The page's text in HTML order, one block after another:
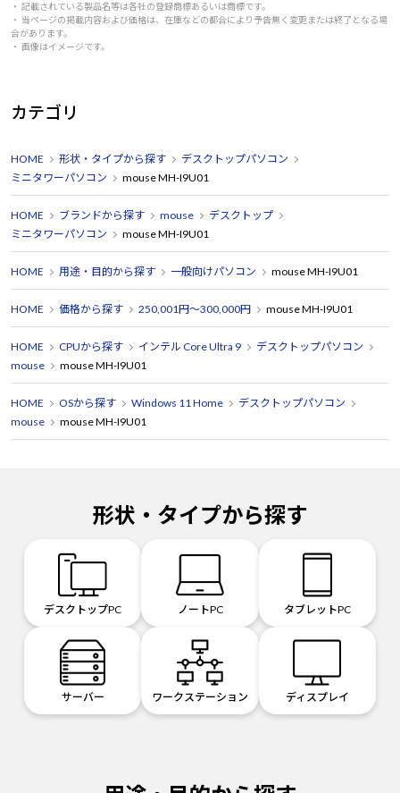
・ 記載されている製品名等は各社の登録商標あるいは商標です。
・ 当ページの掲載内容および価格は、在庫などの都合により予告無く変更または終了となる場
合があります。
・ 画像はイメージです。
カテゴリ
HOME 形状・タイプから探す
デスクトップパソコン
ミニタワーパソコン
mouse MH-I9U01
HOME ブランドから探す mouse
デスクトップ
ミニタワーパソコン
mouse MH-I9U01
HOME 用途・目的から探す 一般向けパソコン mouse MH-I9U01
HOME 価格から探す 250,001円～300,000円 mouse MH-I9U01
HOME CPUから探す インテル Core Ultra 9
デスクトップパソコン
mouse
mouse MH-I9U01
HOME OSから探す Windows 11 Home
デスクトップパソコン
mouse
mouse MH-I9U01
形状・タイプから探す
デスクトップPC ノートPC タブレットPC
サーバー ワークステーション ディスプレイ